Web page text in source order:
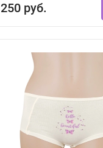
250 руб.